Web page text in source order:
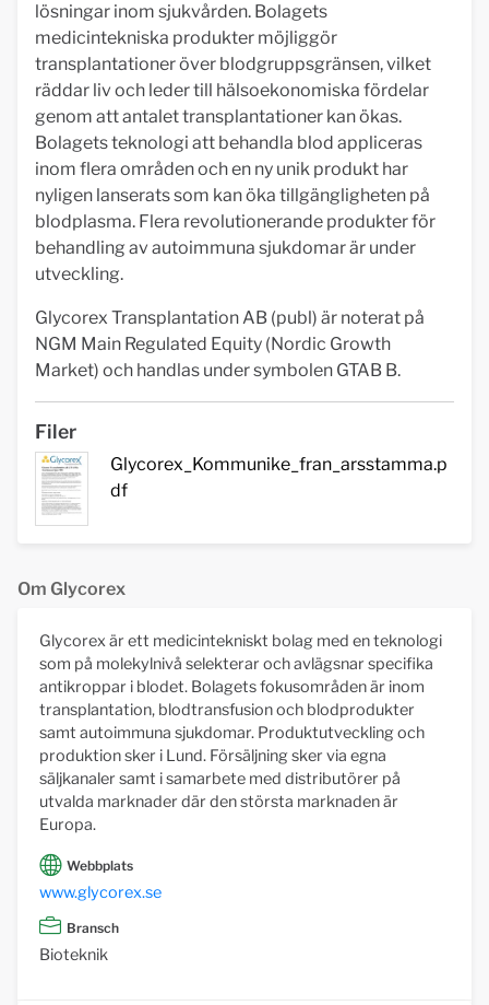
lösningar inom sjukvården. Bolagets
medicintekniska produkter möjliggör
transplantationer över blodgruppsgränsen, vilket
räddar liv och leder till hälsoekonomiska fördelar
genom att antalet transplantationer kan ökas.
Bolagets teknologi att behandla blod appliceras
inom flera områden och en ny unik produkt har
nyligen lanserats som kan öka tillgängligheten på
blodplasma. Flera revolutionerande produkter för
behandling av autoimmuna sjukdomar är under
utveckling.
Glycorex Transplantation AB (publ) är noterat på
NGM Main Regulated Equity (Nordic Growth
Market) och handlas under symbolen GTAB B.
Filer
Glycorex_Kommunike_fran_arsstamma.p
df
Om Glycorex
Glycorex är ett medicintekniskt bolag med en teknologi
som på molekylnivå selekterar och avlägsnar specifika
antikroppar i blodet. Bolagets fokusområden är inom
transplantation, blodtransfusion och blodprodukter
samt autoimmuna sjukdomar. Produktutveckling och
produktion sker i Lund. Försäljning sker via egna
säljkanaler samt i samarbete med distributörer på
utvalda marknader där den största marknaden är
Europa.
Webbplats
www.glycorex.se
Bransch
Bioteknik